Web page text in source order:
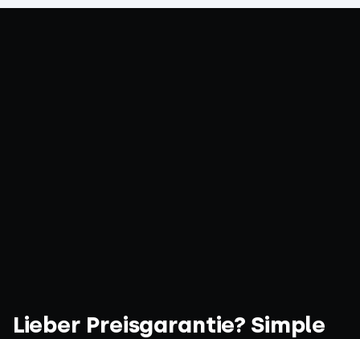
Lieber Preisgarantie? Simple